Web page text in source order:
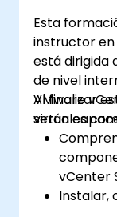
Esta
instructor
está dirigida
de nivel
VMware
virtuales
Al finalizar
serán
vCenter
Instalar,